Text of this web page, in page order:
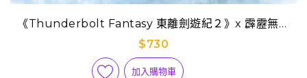
《Thunderbolt Fantasy 東離劍遊紀２》x 霹靂無雙
3D激戰天下-無雙033【凜雪鴉】
$730
加入購物車